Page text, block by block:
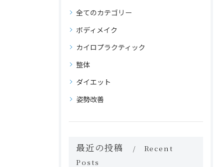
全てのカテゴリー
ボディメイク
カイロプラクティック
整体
ダイエット
姿勢改善
最近の投稿
Recent
Posts